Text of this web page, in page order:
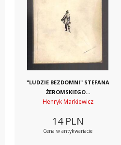
"LUDZIE BEZDOMNI" STEFANA
ŻEROMSKIEGO...
Henryk Markiewicz
14 PLN
Cena w antykwariacie